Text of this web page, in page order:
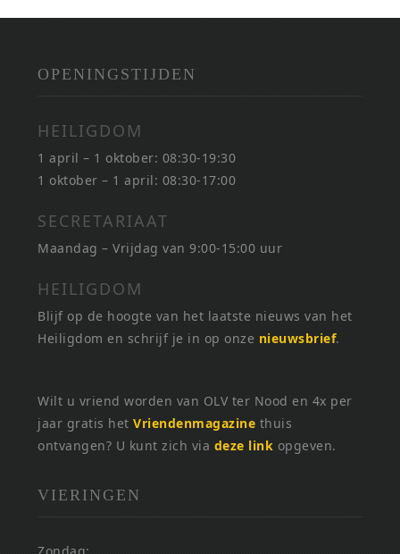
OPENINGSTIJDEN
HEILIGDOM
1 april – 1 oktober: 08:30-19:30
1 oktober – 1 april: 08:30-17:00
SECRETARIAAT
Maandag – Vrijdag van 9:00-15:00 uur
HEILIGDOM
Blijf op de hoogte van het laatste nieuws van het
Heiligdom en schrijf je in op onze nieuwsbrief.
Wilt u vriend worden van OLV ter Nood en 4x per
jaar gratis hetVriendenmagazine thuis
ontvangen? U kunt zich via deze link opgeven.
VIERINGEN